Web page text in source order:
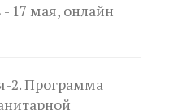
17 мая, онлайн
2. Программа